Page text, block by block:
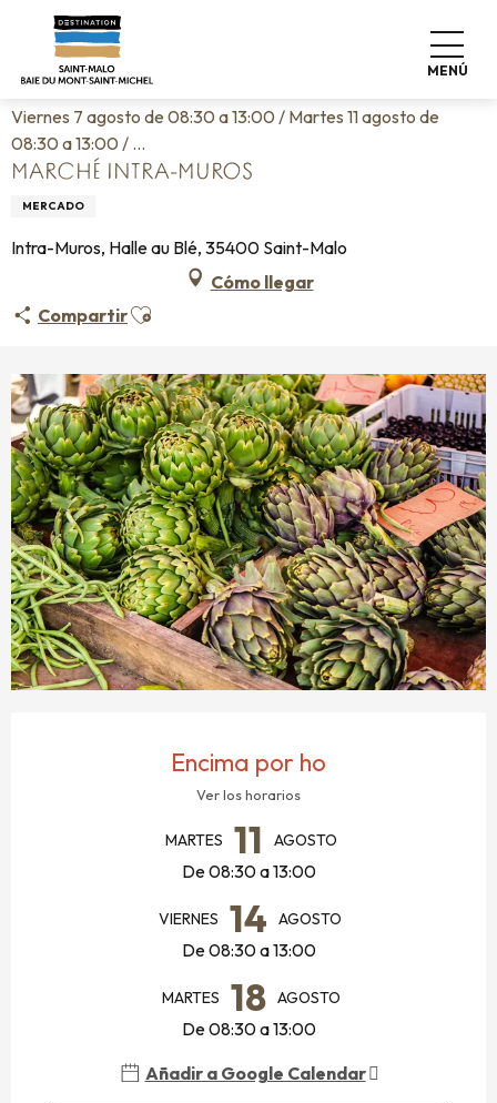
contenu
MENÚ
Home Vivir como en casa
Marché Intra-Muros
Viernes 7 agosto de 08:30 a 13:00 / Martes 11 agosto de
08:30 a 13:00 / ...
MARCHÉ INTRA-MUROS
MERCADO
Intra-Muros, Halle au Blé, 35400 Saint-Malo
Cómo llegar
CompartirAjouter aux favoris
Encima por ho
Ver los horarios
MARTES 11 AGOSTO
De 08:30 a 13:00
VIERNES 14 AGOSTO
De 08:30 a 13:00
MARTES 18 AGOSTO
De 08:30 a 13:00
Añadir a Google Calendar